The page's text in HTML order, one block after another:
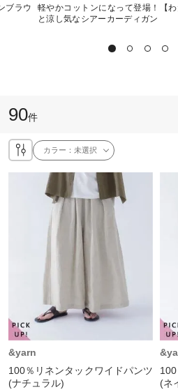
ブラウ
軽やかコットンになって登場！【
と涼し気なシアーカーディガン
90件
カラー：未選択
&yarn
100％リネンタックワイドパンツ
(ナチュラル)
(ネ